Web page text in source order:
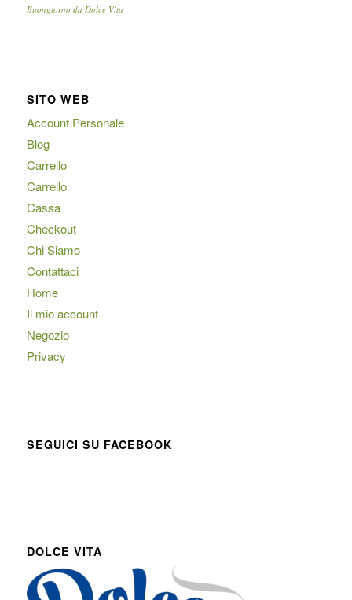
Buongiorno da Dolce Vita
SITO WEB
Account Personale
Blog
Carrello
Carrello
Cassa
Checkout
Chi Siamo
Contattaci
Home
Il mio account
Negozio
Privacy
SEGUICI SU FACEBOOK
DOLCE VITA